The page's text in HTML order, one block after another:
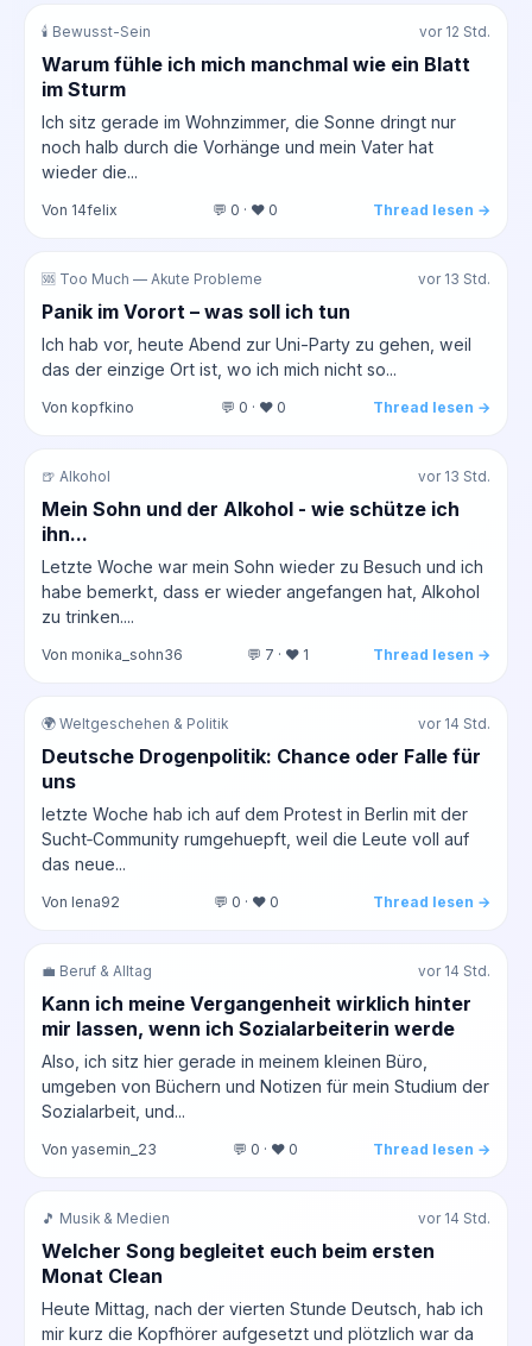
🕯️ Bewusst-Sein vor 12 Std.
Warum fühle ich mich manchmal wie ein Blatt
im Sturm
Ich sitz gerade im Wohnzimmer, die Sonne dringt nur
noch halb durch die Vorhänge und mein Vater hat
wieder die...
Von 14felix 💬 0 · ❤️ 0 Thread lesen →
🆘 Too Much — Akute Probleme vor 13 Std.
Panik im Vorort – was soll ich tun
Ich hab vor, heute Abend zur Uni-Party zu gehen, weil
das der einzige Ort ist, wo ich mich nicht so...
Von kopfkino 💬 0 · ❤️ 0 Thread lesen →
🍺 Alkohol vor 13 Std.
Mein Sohn und der Alkohol - wie schütze ich
ihn...
Letzte Woche war mein Sohn wieder zu Besuch und ich
habe bemerkt, dass er wieder angefangen hat, Alkohol
zu trinken....
Von monika_sohn36 💬 7 · ❤️ 1 Thread lesen →
🌍 Weltgeschehen & Politik vor 14 Std.
Deutsche Drogenpolitik: Chance oder Falle für
uns
letzte Woche hab ich auf dem Protest in Berlin mit der
Sucht‑Community rumgehuepft, weil die Leute voll auf
das neue...
Von lena92 💬 0 · ❤️ 0 Thread lesen →
💼 Beruf & Alltag vor 14 Std.
Kann ich meine Vergangenheit wirklich hinter
mir lassen, wenn ich Sozialarbeiterin werde
Also, ich sitz hier gerade in meinem kleinen Büro,
umgeben von Büchern und Notizen für mein Studium der
Sozialarbeit, und...
Von yasemin_23 💬 0 · ❤️ 0 Thread lesen →
🎵 Musik & Medien vor 14 Std.
Welcher Song begleitet euch beim ersten
Monat Clean
Heute Mittag, nach der vierten Stunde Deutsch, hab ich
mir kurz die Kopfhörer aufgesetzt und plötzlich war da